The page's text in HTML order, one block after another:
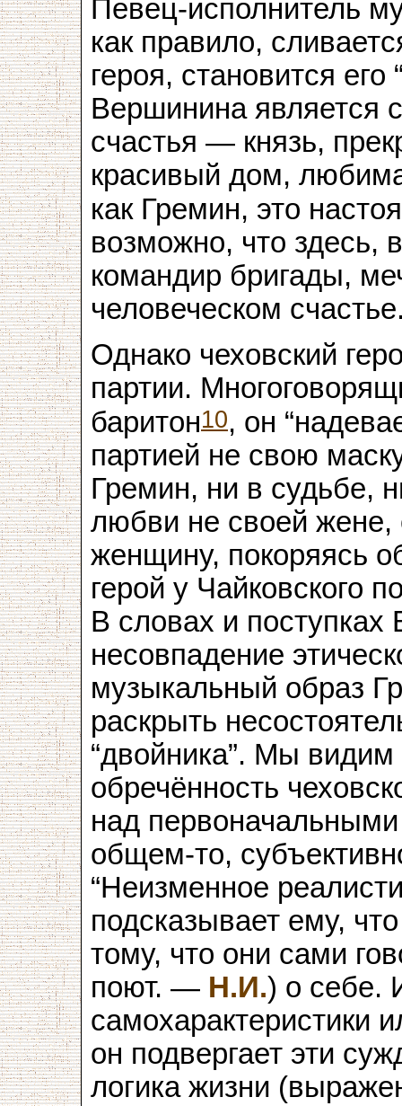
Певец-исполнитель
как правило,
героя, становится
Вершинина является
счастья — князь,
красивый дом,
как Гремин, это
возможно, что здесь,
командир бригады,
человеческом
Однако чеховский
партии.
баритон10, он
партией не свою
Гремин, ни в судьбе,
любви не своей
женщину, покоряясь
герой у Чайковского
В словах и
несовпадение
музыкальный образ
раскрыть
“двойника”. Мы
обречённость
над
общем-то,
“Неизменное
подсказывает ему,
тому, что они сами
поют. — Н.И.) о себе.
самохарактеристики
он подвергает эти
логика жизни